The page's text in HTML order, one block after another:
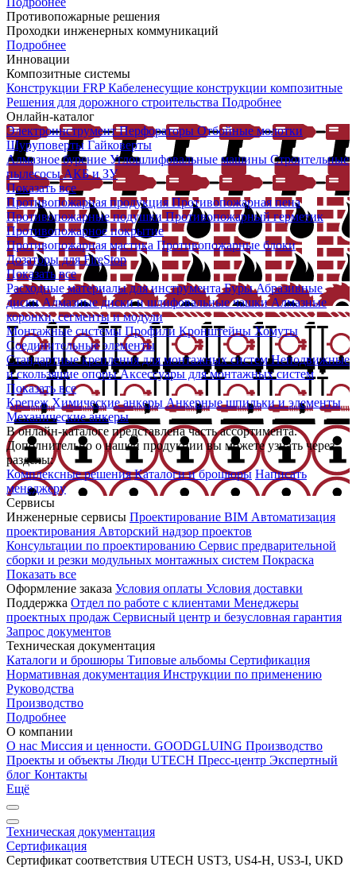
Противопожарные решения
Проходки инженерных коммуникаций
Подробнее
Инновации
Композитные системы
Конструкции FRPКабеленесущие конструкции композитные
Решения для дорожного строительства Подробнее
Онлайн-каталог
ЭлектроинструментПерфораторы Отбойные молотки
Шуруповерты Гайковерты
Алмазное бурение Углошлифовальные машины Строительные
пылесосыАКБ и ЗУ
Показать все
Противопожарная продукция Противопожарная пена
Противопожарные подушкиПротивопожарный герметик
Противопожарное покрытие
Противопожарная мастика Противопожарные блоки
Дозаторы для FireStop
Показать все
Расходные материалы для инструментаБурыАбразивные
дискиАлмазные диски и шлифовальные чашкиАлмазные
коронки, сегменты и модули
Монтажные системы Профили КронштейныХомуты
Соединительные элементы
Стандартные крепления для монтажных системНеподвижные
и скользящие опорыАксессуары для монтажных систем
Показать все
КрепежХимические анкеры Анкерные шпильки и элементы
Механические анкеры
В онлайн-каталоге представлена часть ассортимента.
Дополнительно о нашей продукции вы можете узнать через
разделы:
Комплексные решения Каталоги и брошюры Написать
менеджеру
Сервисы
Инженерные сервисы Проектирование BIM Автоматизация
проектирования Авторский надзор проектов
Консультации по проектированию Сервис предварительной
сборки и резки модульных монтажных систем Покраска
Показать все
Оформление заказа Условия оплаты Условия доставки
Поддержка Отдел по работе с клиентами Менеджеры
проектных продаж Сервисный центр и безусловная гарантия
Запрос документов
Техническая документация
Каталоги и брошюры Типовые альбомы Сертификация
Нормативная документация Инструкции по применению
Руководства
Производство
Подробнее
О компании
О нас Миссия и ценности. GOODGLUING Производство
Проекты и объекты Люди UTECH Пресс-центр Экспертный
блог Контакты
Ещё
Техническая документация
Сертификация
Сертификат соответствия UTECH UST3, US4-H, US3-I, UKD